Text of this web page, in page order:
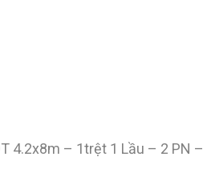
4.2x8m – 1trệt 1 Lầu – 2 PN –